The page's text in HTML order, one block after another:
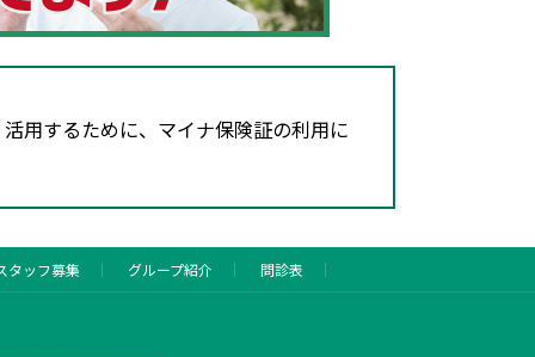
用するために、マイナ保険証の利用に
タッフ募集 グループ紹介 問診表